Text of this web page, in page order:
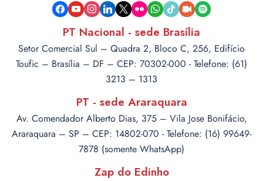
facebook
youtubeinstagram
linkedin
x flickrwhatsapp
tiktokvideo-spotify
PT Nacional - sede Brasília
Setor Comercial Sul – Quadra 2, Bloco C, 256, Edifício
Toufic – Brasília – DF – CEP: 70302-000 - Telefone: (61)
3213 – 1313
PT - sede Araraquara
Av. Comendador Alberto Dias, 375 – Vila Jose Bonifácio,
Araraquara – SP – CEP: 14802-070 - Telefone: (16) 99649-
7878 (somente WhatsApp)
Zap do Edinho